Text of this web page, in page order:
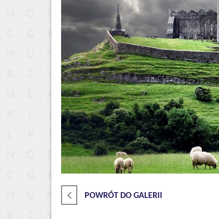
POWRÓT DO GALERII